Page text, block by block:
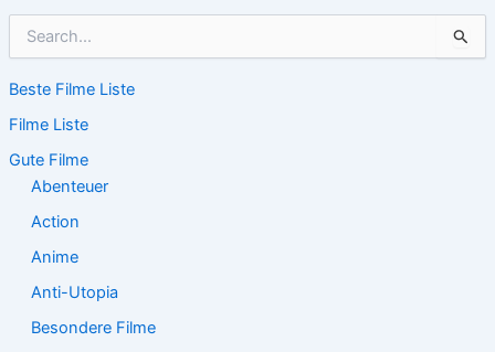
h
n
n
Beste Filme Liste
Filme Liste
Gute Filme
Abenteuer
Action
Anime
Anti-Utopia
Besondere Filme